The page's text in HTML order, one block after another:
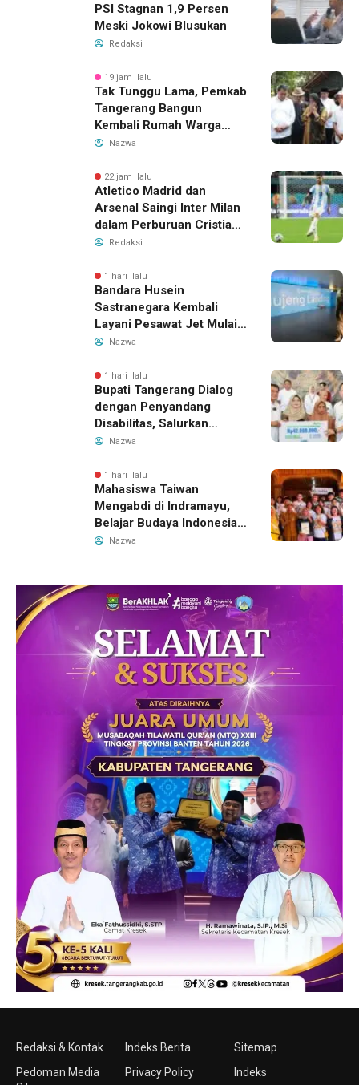
PSI Stagnan 1,9 Persen
Meski Jokowi Blusukan
Redaksi
19 jam lalu
Tak Tunggu Lama, Pemkab
Tangerang Bangun
Kembali Rumah Warga
yang Roboh Akibat Puting
Nazwa
22 jam lalu
Atletico Madrid dan
Arsenal Saingi Inter Milan
dalam Perburuan Cristian
Romero, Transfer Bek
Redaksi
1 hari lalu
Bandara Husein
Sastranegara Kembali
Layani Pesawat Jet Mulai
14 Agustus 2026, Garuda
Bandung-Denpasar
Nazwa
1 hari lalu
Bupati Tangerang Dialog
dengan Penyandang
Disabilitas, Salurkan
Bantuan dan Tampung
Nazwa
1 hari lalu
Mahasiswa Taiwan
Mengabdi di Indramayu,
Belajar Budaya Indonesia
dan Edukasi Pekerja
Nazwa
Redaksi & Kontak
Pedoman Media
Indeks Berita
Privacy Policy
Sitemap
Indeks